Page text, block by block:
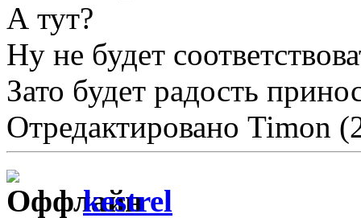
А тут?
Ну не будет
Зато будет радость
Отредактировано Timon
kestrel